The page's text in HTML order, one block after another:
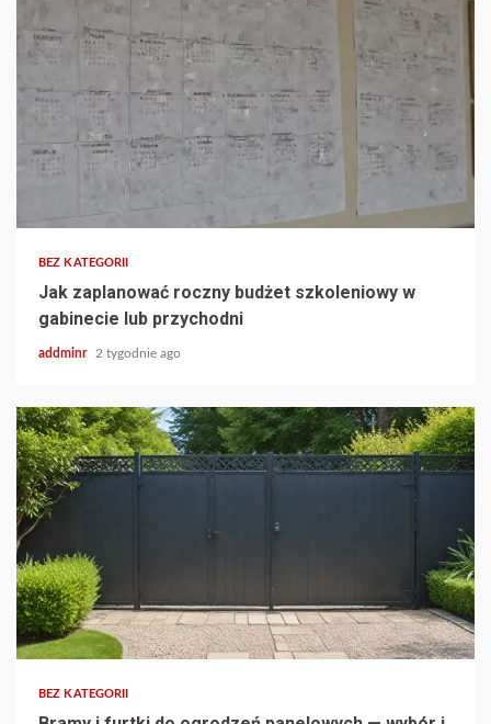
BEZ KATEGORII
Jak zaplanować roczny budżet szkoleniowy w
gabinecie lub przychodni
addminr 2 tygodnie ago
BEZ KATEGORII